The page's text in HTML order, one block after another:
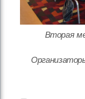
Вторая